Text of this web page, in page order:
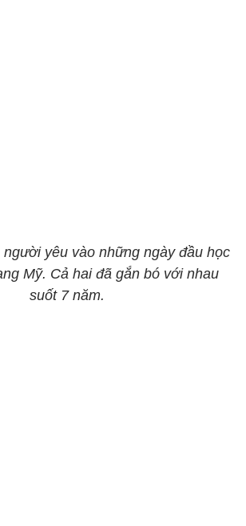
yêu vào những ngày đầu học
Mỹ. Cả hai đã gắn bó với nhau
suốt 7 năm.